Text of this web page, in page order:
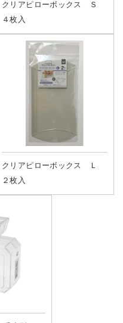
クリアピローボックス Ｓ
４枚入
クリアピローボックス Ｌ
２枚入